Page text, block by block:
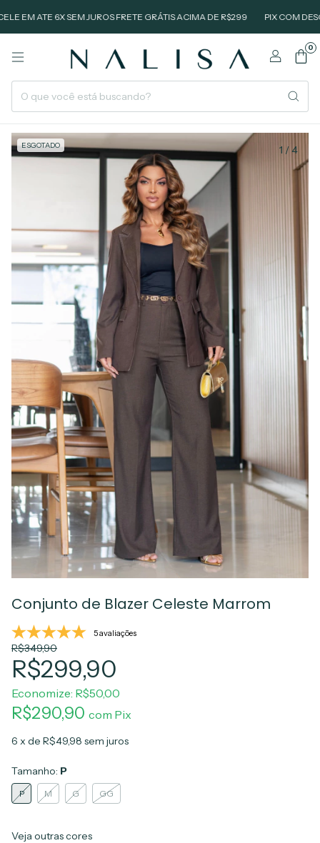
ATE 6X SEM JUROS FRETE GRÁTIS ACIMA DE R$299 PIX COM
0
ESGOTADO 1 / 4
Conjunto de Blazer Celeste Marrom
5 avaliações
R$349,90
R$299,90
Economize: R$50,00
R$290,90 com Pix
6 x de R$49,98 sem juros
Tamanho: P
P M G GG
Veja outras cores